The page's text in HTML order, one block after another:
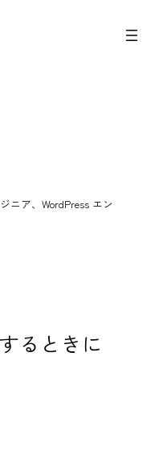
ニア、WordPress エン
るときに